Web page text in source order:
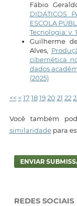
Fábio
DIDÁTICOS
ESCOLA
Tecnologia: v.
Guilherme
Alves,
cibernética
dados
(2025)
<< < 17 18 19 20 21 22
Você também
similaridadepara
ENVIAR
REDES SOCIAIS